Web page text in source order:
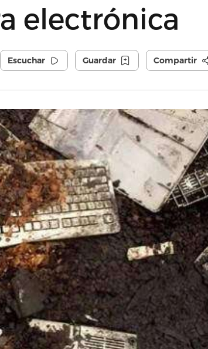
electrónica
Escuchar Guardar Compartir